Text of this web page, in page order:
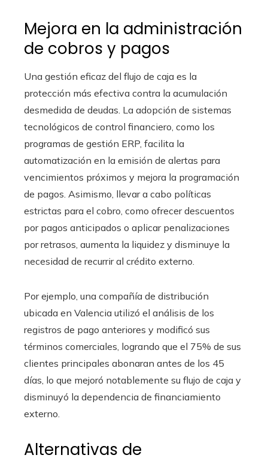
Mejora en la administración
de cobros y pagos
Una gestión eficaz del flujo de caja es la
protección más efectiva contra la acumulación
desmedida de deudas. La adopción de sistemas
tecnológicos de control financiero, como los
programas de gestión ERP, facilita la
automatización en la emisión de alertas para
vencimientos próximos y mejora la programación
de pagos. Asimismo, llevar a cabo políticas
estrictas para el cobro, como ofrecer descuentos
por pagos anticipados o aplicar penalizaciones
por retrasos, aumenta la liquidez y disminuye la
necesidad de recurrir al crédito externo.
Por ejemplo, una compañía de distribución
ubicada en Valencia utilizó el análisis de los
registros de pago anteriores y modificó sus
términos comerciales, logrando que el 75% de sus
clientes principales abonaran antes de los 45
días, lo que mejoró notablemente su flujo de caja y
disminuyó la dependencia de financiamiento
externo.
Alternativas de